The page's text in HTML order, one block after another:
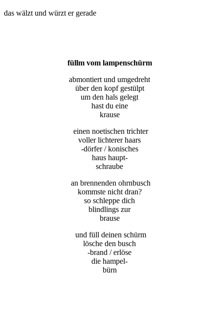
das wälzt und würzt er gerade
füllm vom lampenschürm
abmontiert und umgedreht
über den kopf gestülpt
um den hals gelegt
hast du eine
krause
einen noetischen trichter
voller lichterer haars
-dörfer / konisches
haus haupt-
schraube
an brennenden ohrnbusch
kommste nicht dran?
so schleppe dich
blindlings zur
brause
und füll deinen schürm
lösche den busch
-brand / erlöse
die hampel-
bürn